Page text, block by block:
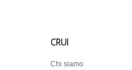
CRUI
Chi siamo